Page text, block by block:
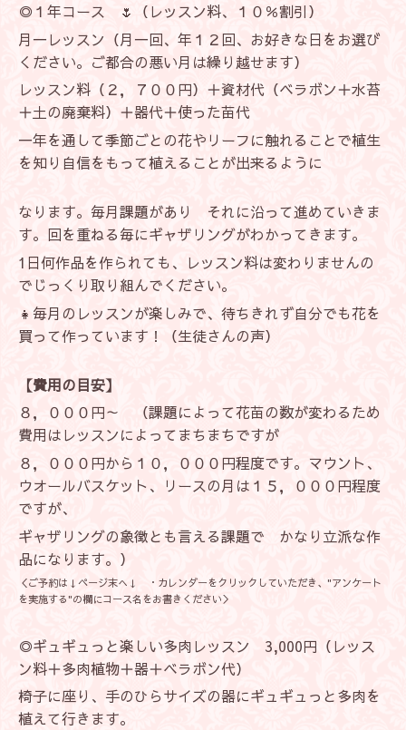
◎１年コース 🌷（レッスン料、１０％割引）
月一レッスン（月一回、年１２回、お好きな日をお選び
ください。ご都合の悪い月は繰り越せます）
レッスン料（２，７００円）＋資材代（ベラボン＋水苔
＋土の廃棄料）＋器代＋使った苗代
一年を通して季節ごとの花やリーフに触れることで植生
を知り自信をもって植えることが出来るように
なります。毎月課題があり それに沿って進めていきま
す。回を重ねる毎にギャザリングがわかってきます。
1日何作品を作られても、レッスン料は変わりませんの
でじっくり取り組んでください。
👧毎月のレッスンが楽しみで、待ちきれず自分でも花を
買って作っています！（生徒さんの声）
【費用の目安】
８，０００円～ （課題によって花苗の数が変わるため
費用はレッスンによってまちまちですが
８，０００円から１０，０００円程度です。マウント、
ウオールバスケット、リースの月は１５，０００円程度
ですが、
ギャザリングの象徴とも言える課題で かなり立派な作
品になります。）
＜ご予約は↓ページ末へ↓ ・カレンダーをクリックしていただき、"アンケート
を実施する"の欄にコース名をお書きください＞
◎ギュギュっと楽しい多肉レッスン 3,000円（レッス
ン料＋多肉植物＋器＋ベラボン代）
椅子に座り、手のひらサイズの器にギュギュっと多肉を
植えて行きます。